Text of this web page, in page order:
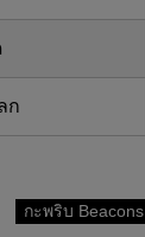
ก
กะพริบ Beacons